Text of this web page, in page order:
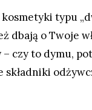
typu
dbają o Twoje
czy to dymu,
składniki